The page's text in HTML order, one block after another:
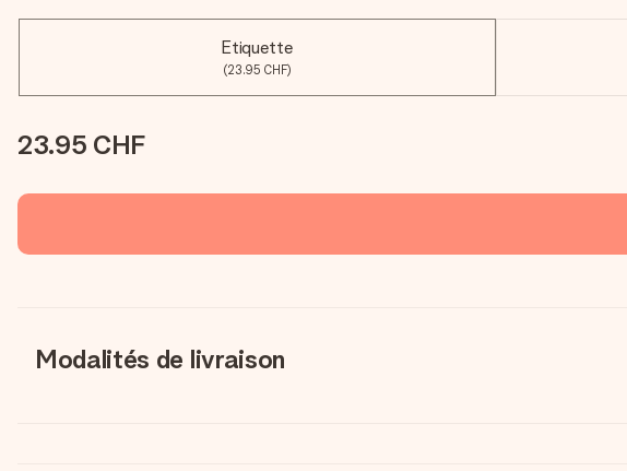
Etiquette
(23.95 CHF)
23.95 CHF
Modalités de livraison